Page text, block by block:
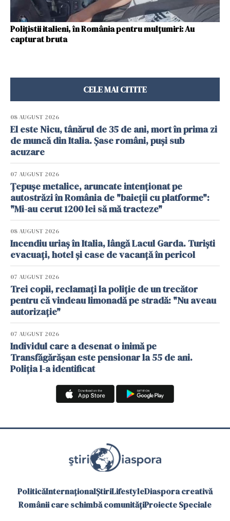
Polițistii italieni, în România pentru mulțumiri: Au
capturat bruta
CELE MAI CITITE
08 AUGUST 2026
El este Nicu, tânărul de 35 de ani, mort în prima zi
de muncă din Italia. Șase români, puși sub
acuzare
07 AUGUST 2026
Țepușe metalice, aruncate intenționat pe
autostrăzi în România de "baieții cu platforme":
"Mi-au cerut 1200 lei să mă tracteze"
08 AUGUST 2026
Incendiu uriaș în Italia, lângă Lacul Garda. Turiști
evacuați, hotel și case de vacanță în pericol
07 AUGUST 2026
Trei copii, reclamați la poliție de un trecător
pentru că vindeau limonadă pe stradă: "Nu aveau
autorizație"
07 AUGUST 2026
Individul care a desenat o inimă pe
Transfăgărășan este pensionar la 55 de ani.
Poliția l-a identificat
PoliticăInternaționalȘtiriLifestyleDiaspora creativă
Românii care schimbă comunitățiProiecte Speciale